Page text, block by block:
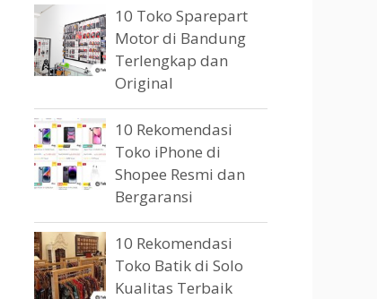
10 Toko Sparepart
Motor di Bandung
Terlengkap dan
Original
10 Rekomendasi
Toko iPhone di
Shopee Resmi dan
Bergaransi
10 Rekomendasi
Toko Batik di Solo
Kualitas Terbaik